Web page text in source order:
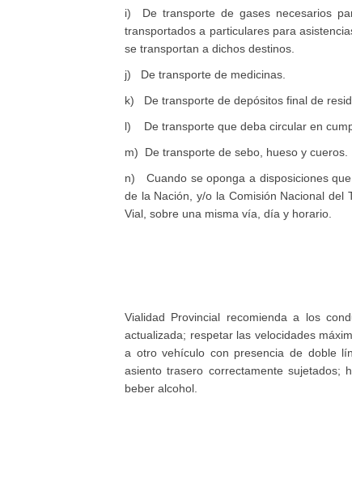
i) De transporte de gases necesarios
transportados a particulares para
se transportan a dichos destinos.
j) De transporte de medicinas.
k) De transporte de depósitos final de
l) De transporte que deba circular en
m) De transporte de sebo, hueso y cueros.
n) Cuando se oponga a disposiciones
de la Nación, y/o la Comisión Nacional del
Vial, sobre una misma vía, día y horario.
Vialidad Provincial recomienda a los
actualizada; respetar las velocidades
a otro vehículo con presencia de doble
asiento trasero correctamente
beber alcohol.